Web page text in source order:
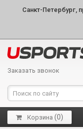
Санкт-Петербург,
Заказать звонок
Корзина (0)